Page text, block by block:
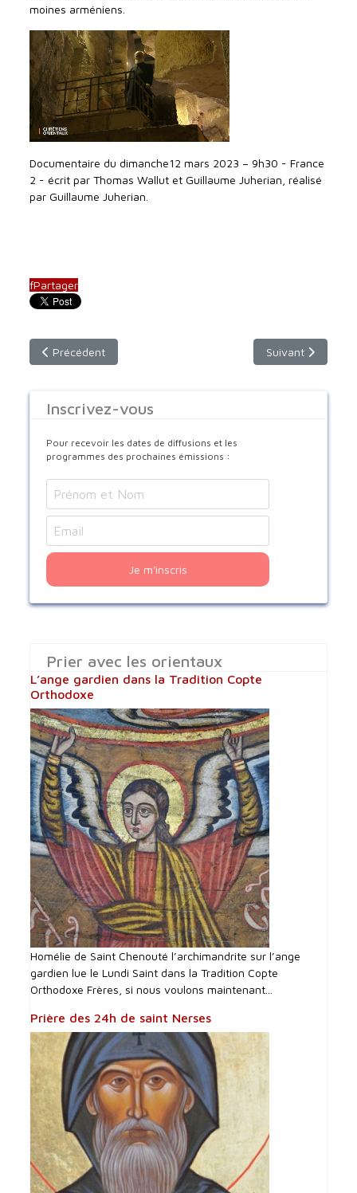
moines arméniens.
Documentaire du dimanche12 mars 2023 – 9h30 - France
2 - écrit par Thomas Wallut et Guillaume Juherian, réalisé
par Guillaume Juherian.
fPartager
Article précédent : Emission du dimanche 9 avril 2023 - 9h30
Précédent Article suivant :
Suivant
Inscrivez-vous
Pour recevoir les dates de diffusions et les
programmes des prochaines émissions :
Je m'inscris
Prier avec les orientaux
L’ange gardien dans la Tradition Copte
Orthodoxe
Homélie de Saint Chenouté l’archimandrite sur l’ange
gardien lue le Lundi Saint dans la Tradition Copte
Orthodoxe Frères, si nous voulons maintenant...
Prière des 24h de saint Nerses